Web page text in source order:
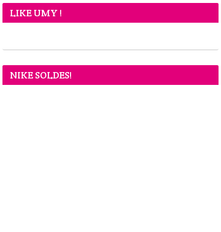
LIKE UMY !
NIKE SOLDES!